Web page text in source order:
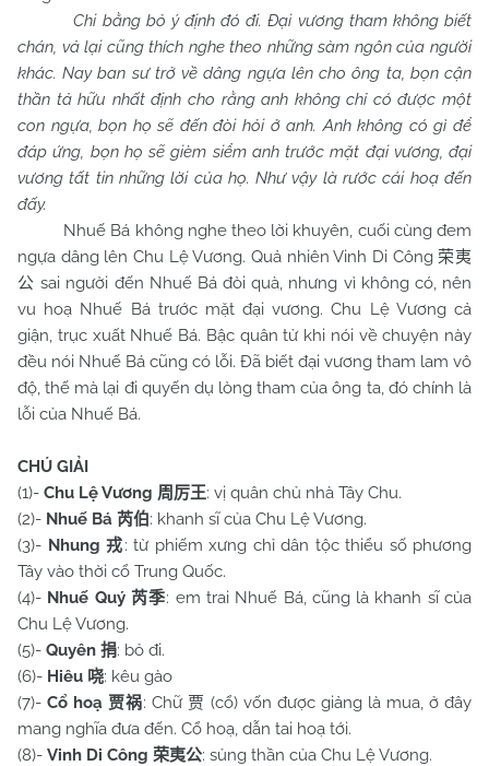
Chi bằng bỏ ý định đó đi. Đại vương tham không biết
chán, vả lại cũng thích nghe theo những sàm ngôn của người
khác. Nay ban sư trở về dâng ngựa lên cho ông ta, bọn cận
thần tả hữu nhất định cho rằng anh không chỉ có được một
con ngựa, bọn họ sẽ đến đòi hỏi ở anh. Anh không có gì để
đáp ứng, bọn họ sẽ gièm siểm anh trước mặt đại vương, đại
vương tất tin những lời của họ. Như vậy là rước cái hoạ đến
đấy.
Nhuế Bá không nghe theo lời khuyên, cuối cùng đem
ngựa dâng lên Chu Lệ Vương. Quả nhiên Vinh Di Công 荣夷
公 sai người đến Nhuế Bá đòi quà, nhưng vì không có, nên
vu hoạ Nhuế Bá trước mặt đại vương. Chu Lệ Vương cả
giận, trục xuất Nhuế Bá. Bậc quân tử khi nói về chuyện này
đều nói Nhuế Bá cũng có lỗi. Đã biết đại vương tham lam vô
độ, thế mà lại đi quyến dụ lòng tham của ông ta, đó chính là
lỗi của Nhuế Bá.
CHÚ GIẢI
(1)- Chu Lệ Vương 周厉王: vị quân chủ nhà Tây Chu.
(2)- Nhuế Bá 芮伯: khanh sĩ của Chu Lệ Vương.
(3)- Nhung 戎: từ phiếm xưng chỉ dân tộc thiểu số phương
Tây vào thời cổ Trung Quốc.
(4)- Nhuế Quý 芮季: em trai Nhuế Bá, cũng là khanh sĩ của
Chu Lệ Vương.
(5)- Quyên 捐: bỏ đi.
(6)- Hiêu 哓: kêu gào
(7)- Cổ hoạ 贾祸: Chữ 贾 (cổ) vốn được giảng là mua, ở đây
mang nghĩa đưa đến. Cổ hoạ, dẫn tai hoạ tới.
(8)- Vinh Di Công 荣夷公: sủng thần của Chu Lệ Vương.